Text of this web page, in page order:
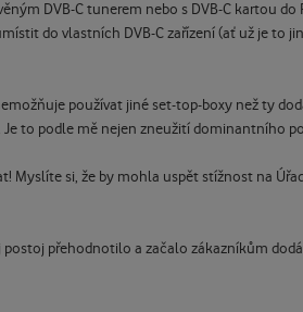
DVB-C tunerem nebo s DVB-C kartou
do vlastních DVB-C zařízení (ať už je to
používat jiné set-top-boxy než ty
to podle mě nejen zneužití dominantního
si, že by mohla uspět stížnost na
přehodnotilo a začalo zákazníkům